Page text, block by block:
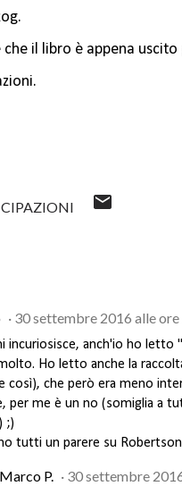
che il libro è appena
30 settembre 2016 alle
incuriosisce, anch'io ho
Ho letto anche la
così), che però era meno
per me è un no (somiglia a
;)
tutti un parere su
Marco P. 30 settembre